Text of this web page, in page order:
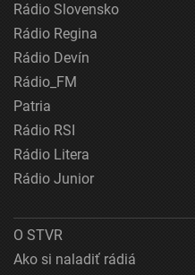
Rádio Slovensko
Rádio Regina
Rádio Devín
Rádio_FM
Patria
Rádio RSI
Rádio Litera
Rádio Junior
O STVR
Ako si naladiť rádiá